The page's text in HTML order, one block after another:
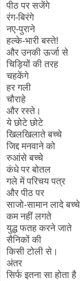
पीठ पर सजेंगे
रंग-बिरंगे
नए-पुराने
हल्के-भारी बस्ते!
और उनकी ऊर्जा से
चिड़ियों की तरह
चहकेंगे
हर गली
चौराहे
और रस्ते।
ये छोटे छोटे
खिलखिलाते बच्चे
जिद्द मनवाने को
रुआंसे बच्चे
कंधे पर बोतल
गले में परिचय पत्र
और पीठ पर
साजो-सामान लादे बच्चे
कम नहीं लगते
युद्ध फतह करने जाते
सैनिकों की
किसी टोली से।
अंतर
सिर्फ इतना सा होता है